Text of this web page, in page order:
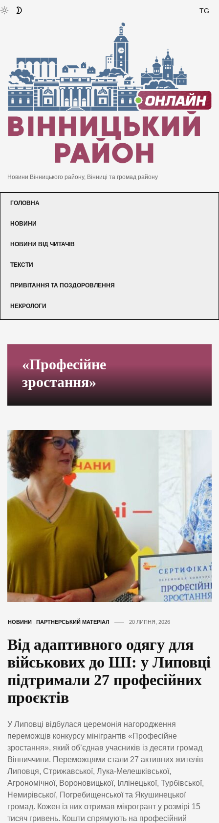
TG
Новини Вінницького району, Вінниці та громад району
ГОЛОВНА
НОВИНИ
НОВИНИ ВІД ЧИТАЧІВ
ТЕКСТИ
ПРИВІТАННЯ ТА ПОЗДОРОВЛЕННЯ
НЕКРОЛОГИ
«Професійне
зростання»
НОВИНИ ПАРТНЕРСЬКИЙ МАТЕРІАЛ 20 ЛИПНЯ, 2026
Від адаптивного одягу для
військових до ШІ: у Липовці
підтримали 27 професійних
проєктів
У Липовці відбулася церемонія нагородження
переможців конкурсу мінігрантів «Професійне
зростання», який об’єднав учасників із десяти громад
Вінниччини. Переможцями стали 27 активних жителів
Липовця, Стрижавської, Лука-Мелешківської,
Агрономічної, Вороновицької, Іллінецької, Турбівської,
Немирівської, Погребищенської та Якушинецької
громад. Кожен із них отримав мікрогрант у розмірі 15
тисяч гривень. Кошти спрямують на професійний